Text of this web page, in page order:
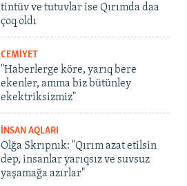
tintüv ve tutuvlar ise Qırımda daa
çoq oldı
CEMİYET
"Haberlerge köre, yarıq bere
ekenler, amma biz bütünley
ekektriksizmiz"
İNSAN AQLARI
Olğa Skrıpnık: "Qırım azat etilsin
dep, insanlar yarıqsız ve suvsuz
yaşamağa azırlar"